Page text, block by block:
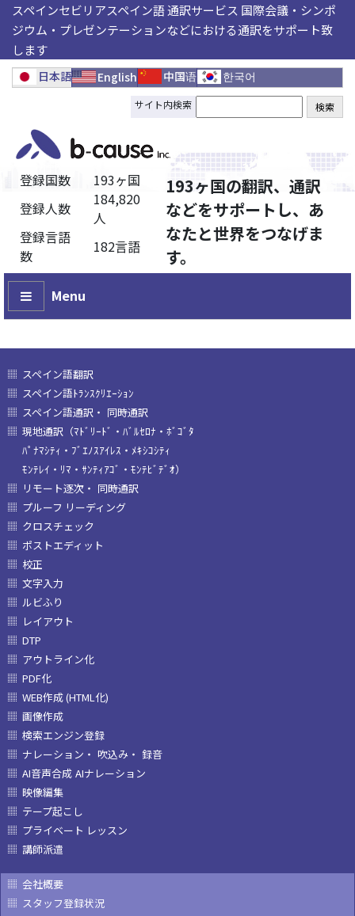
スペインセビリアスペイン語 通訳サービス 国際会議・シンポ
ジウム・プレゼンテーションなどにおける通訳をサポート致
します